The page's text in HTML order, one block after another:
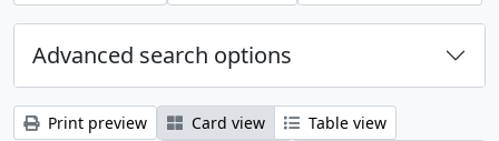
Advanced search options
Print preview Card view
Table view